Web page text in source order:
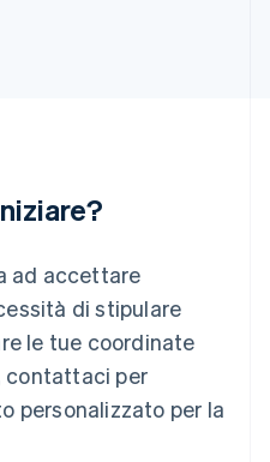
ad accettare
di stipulare
le tue coordinate
contattaci per
personalizzato per la